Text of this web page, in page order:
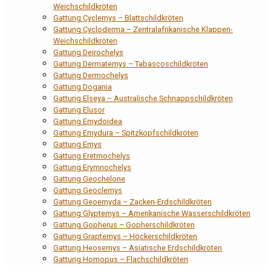
Weichschildkröten
Gattung Cyclemys – Blattschildkröten
Gattung Cycloderma – Zentralafrikanische Klappen-
Weichschildkröten
Gattung Deirochelys
Gattung Dermatemys – Tabascoschildkröten
Gattung Dermochelys
Gattung Dogania
Gattung Elseya – Australische Schnappschildkröten
Gattung Elusor
Gattung Emydoidea
Gattung Emydura – Spitzkopfschildkröten
Gattung Emys
Gattung Eretmochelys
Gattung Erymnochelys
Gattung Geochelone
Gattung Geoclemys
Gattung Geoemyda – Zacken-Erdschildkröten
Gattung Glyptemys – Amerikanische Wasserschildkröten
Gattung Gopherus – Gopherschildkröten
Gattung Graptemys – Höckerschildkröten
Gattung Heosemys – Asiatische Erdschildkröten
Gattung Homopus – Flachschildkröten